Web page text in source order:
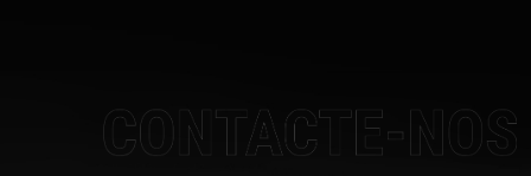
CONTACTE-NOS